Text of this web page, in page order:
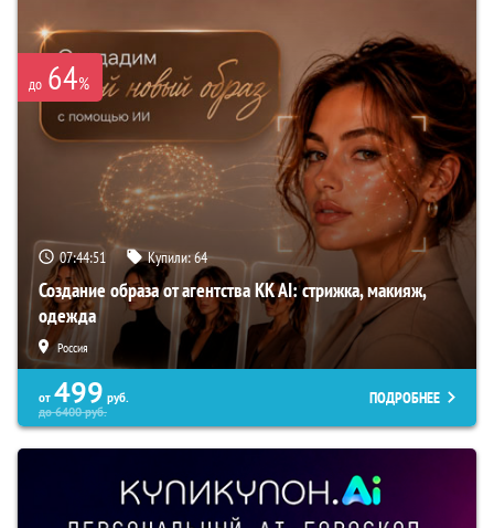
до 64%
07:44:50 Купили:64
Создание образа от агентства KK AI: стрижка, макияж,
одежда
Россия
от 499 руб.
до6400руб.
ПОДРОБНЕЕ